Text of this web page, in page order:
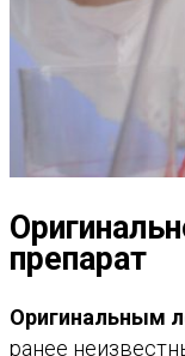
препарат
Оригинальным
ранее